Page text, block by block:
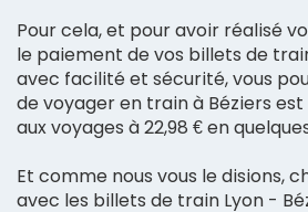
Pour cela, et pour avoir réalisé
le paiement de vos billets de
avec facilité et sécurité, vous
de voyager en train à Béziers
aux voyages à 22,98 € en
Et comme nous vous le disions,
avec les billets de train Lyon -